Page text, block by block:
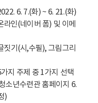
6. 7.(화) ~ 6. 21.(화)
라인(네이버 폼) 및 이메
짓기(시,수필), 그림그리
지 주제 중 1가지 선택
소년수련관 홈페이지 6.
)